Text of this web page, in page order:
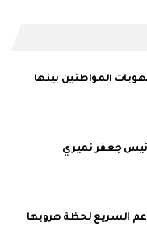
المواطنين بينها
جعفر نميري
السريع لحظة هروبها